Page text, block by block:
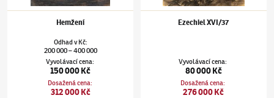
Hemžení
Odhadv Kč:
200 000–400 000
Vyvolávací cena:
150 000 Kč
Dosažená cena:
312 000 Kč
Ezechiel XVI/37
Vyvolávací cena:
80 000 Kč
Dosažená cena:
276 000 Kč